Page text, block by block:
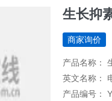
生长抑
商家询价
产品名称：
英文名称：
产品编号：